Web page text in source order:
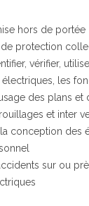
hors de portée
protection
vérifier,
électriques, les
des plans et
et inter
conception des
sur ou